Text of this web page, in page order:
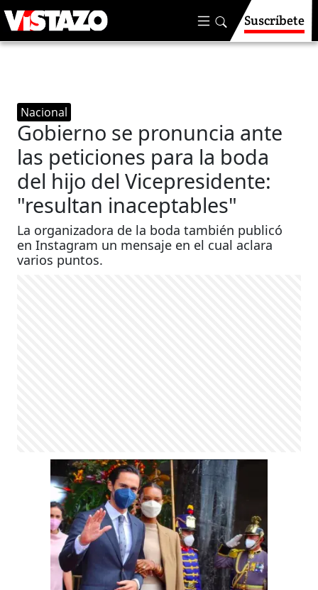
Suscríbete
Nacional
Gobierno se pronuncia ante
las peticiones para la boda
del hijo del Vicepresidente:
"resultan inaceptables"
La organizadora de la boda también publicó
en Instagram un mensaje en el cual aclara
varios puntos.